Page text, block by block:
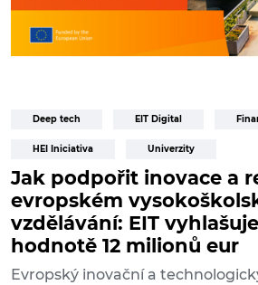
Deep tech EIT Digital
HEI Iniciativa Univerzity
Jak podpořit inovace a
evropském
vzdělávání: EIT
hodnotě 12 milionů eur
Evropský inovační a